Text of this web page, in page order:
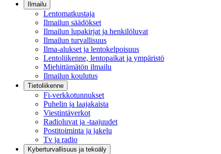
Ilmailu
Lentomatkustaja
Ilmailun säädökset
Ilmailun lupakirjat ja henkilöluvat
Ilmailun turvallisuus
Ilma-alukset ja lentokelpoisuus
Lentoliikenne, lentopaikat ja ympäristö
Miehittämätön ilmailu
Ilmailun koulutus
Tietoliikenne
Fi-verkkotunnukset
Puhelin ja laajakaista
Viestintäverkot
Radioluvat ja -taajuudet
Postitoiminta ja jakelu
Tv ja radio
Kyberturvallisuus ja tekoäly